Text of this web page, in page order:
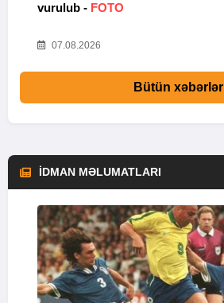
vurulub - FOTO
07.08.2026
Bütün xəbərlər
İDMAN MƏLUMATLARI